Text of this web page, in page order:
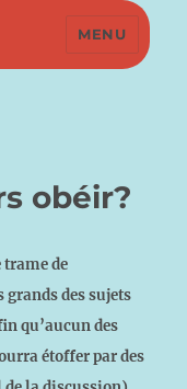
MENU
obéir?
de
grands des sujets
qu’aucun des
étoffer par des